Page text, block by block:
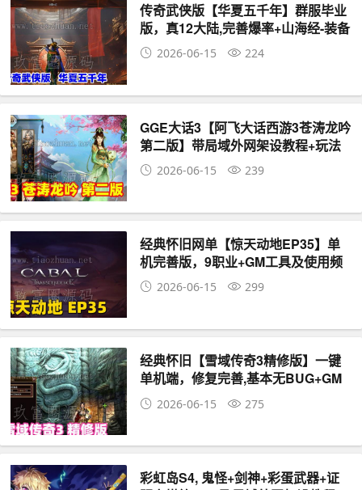
传奇武侠版【华夏五千年】群服毕业
版，真12大陆,完善爆率+山海经-装备
图鉴-剧情任务+局域外网教程
2026-06-15 224
GGE大话3【阿飞大话西游3苍涛龙吟
第二版】带局域外网架设教程+玩法
攻略+全套源码
2026-06-15 239
经典怀旧网单【惊天动地EP35】单
机完善版，9职业+GM工具及使用频
教程2026-06-15 299
经典怀旧【雪域传奇3精修版】一键
单机端，修复完善,基本无BUG+GM
脚本命令+安装教程
2026-06-15 275
彩虹岛S4, 鬼怪+剑神+彩蛋武器+证